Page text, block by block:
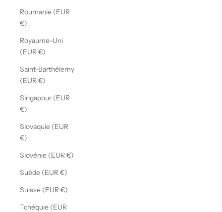
Roumanie (EUR
€)
Royaume-Uni
(EUR €)
Saint-Barthélemy
(EUR €)
Singapour (EUR
€)
Slovaquie (EUR
€)
Slovénie (EUR €)
Suède (EUR €)
Suisse (EUR €)
Tchéquie (EUR